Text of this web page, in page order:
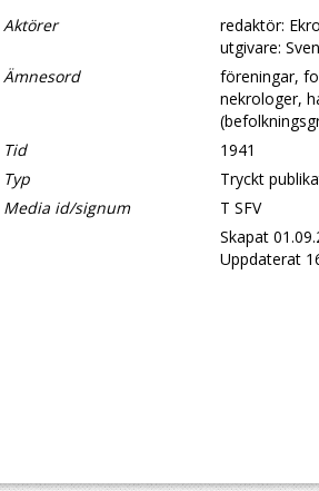
Aktörer
redaktör:
utgivare:
Ämnesord
föreningar,
nekrologer,
Tid
1941
Typ
Tryckt
Media id/signum
T SFV
Skapat
Uppdaterat